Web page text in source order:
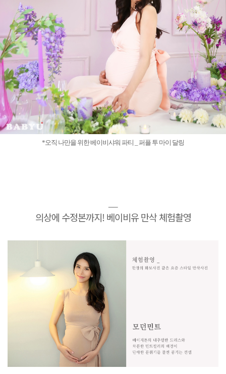
*오직 나만을 위한 베이비샤워 파티 _ 퍼플 투 마이 달링
의상에 수정본까지! 베이비유 만삭 체험촬영